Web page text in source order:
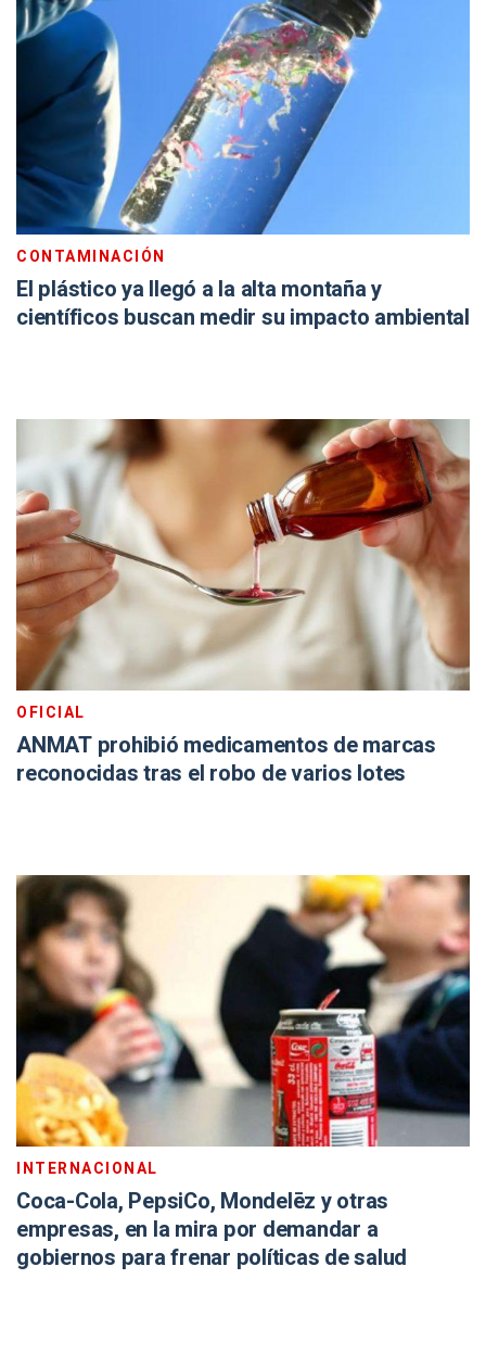
CONTAMINACIÓN
El plástico ya llegó a la alta montaña y
científicos buscan medir su impacto ambiental
OFICIAL
ANMAT prohibió medicamentos de marcas
reconocidas tras el robo de varios lotes
INTERNACIONAL
Coca-Cola, PepsiCo, Mondelēz y otras
empresas, en la mira por demandar a
gobiernos para frenar políticas de salud